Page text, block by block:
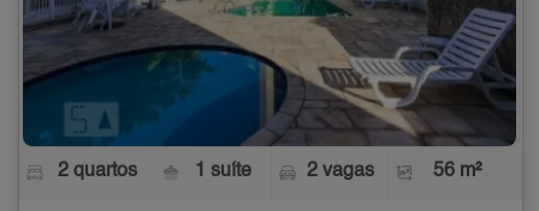
2 quartos 1 suíte 2 vagas 56 m²